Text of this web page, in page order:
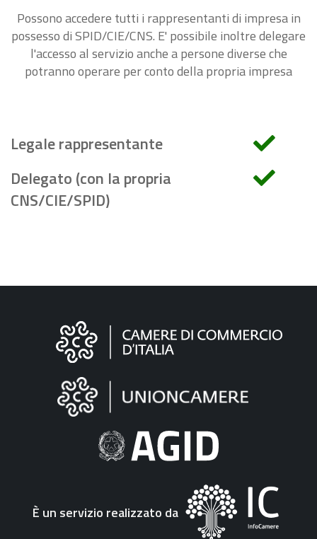
Possono accedere tutti i rappresentanti di impresa in
possesso di SPID/CIE/CNS. E' possibile inoltre delegare
l'accesso al servizio anche a persone diverse che
potranno operare per conto della propria impresa
Legale rappresentante
Delegato (con la propria
CNS/CIE/SPID)
Informazioni
"Fattura
Elettronica"
È un servizio realizzato da